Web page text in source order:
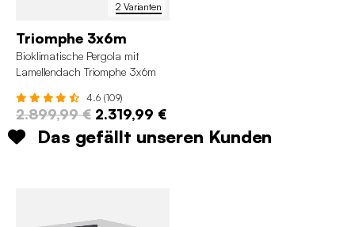
2 Varianten
Triomphe 3x6m
Bioklimatische Pergola mit
Lamellendach Triomphe 3x6m
4.6 (109)
2.899,99 € 2.319,99 €
Das gefällt unseren Kunden